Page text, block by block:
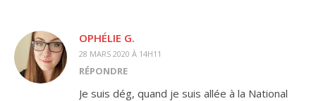
OPHÉLIE G.
28 MARS 2020 À 14H11
RÉPONDRE
Je suis dég, quand je suis allée à la National